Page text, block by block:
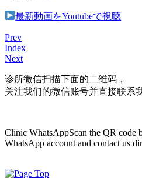
最新動画をYoutubeで視聴
Prev
Index
Next
诊所微信扫描下面的二维码，
关注我们的微信账号并直接联系
Clinic WhatsAppScan the QR
WhatsApp account and contact us